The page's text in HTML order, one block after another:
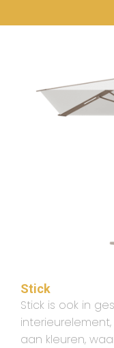
Stick
Stick is ook in
aan kleuren,